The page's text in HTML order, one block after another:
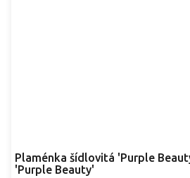
Plaménka šídlovitá 'Purple
'Purple Beauty'